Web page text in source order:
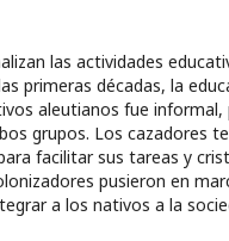
las actividades
primeras décadas, la
aleutianos fue informal,
grupos. Los cazadores
facilitar sus tareas y
pusieron en
a los nativos a la